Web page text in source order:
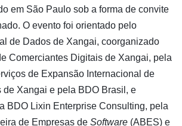
em São Paulo sob a forma de convite
O evento foi orientado pelo
de Dados de Xangai, coorganizado
Comerciantes Digitais de Xangai, pela
de Expansão Internacional de
de Xangai e pela BDO Brasil, e
BDO Lixin Enterprise Consulting, pela
de Empresas de Software (ABES) e